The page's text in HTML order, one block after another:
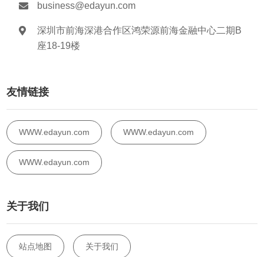
business@edayun.com
深圳市前海深港合作区鸿荣源前海金融中心二期B
座18-19楼
友情链接
WWW.edayun.com WWW.edayun.com
WWW.edayun.com
关于我们
站点地图 关于我们